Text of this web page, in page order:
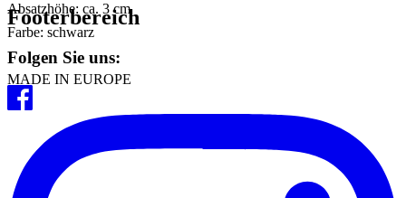
Absatzhöhe: ca. 3 cm
Farbe: schwarz
MADE IN EUROPE
Footerbereich
Folgen Sie uns: